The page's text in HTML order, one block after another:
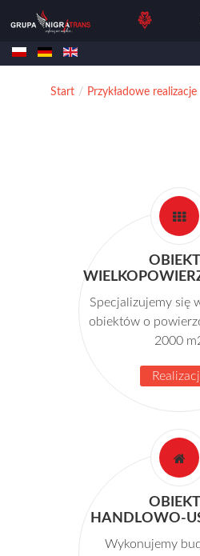
Start / Przykładowe realizacje
Specjalizujemy się
obiektów o
2000
HANDLOWO-
Wykonujemy